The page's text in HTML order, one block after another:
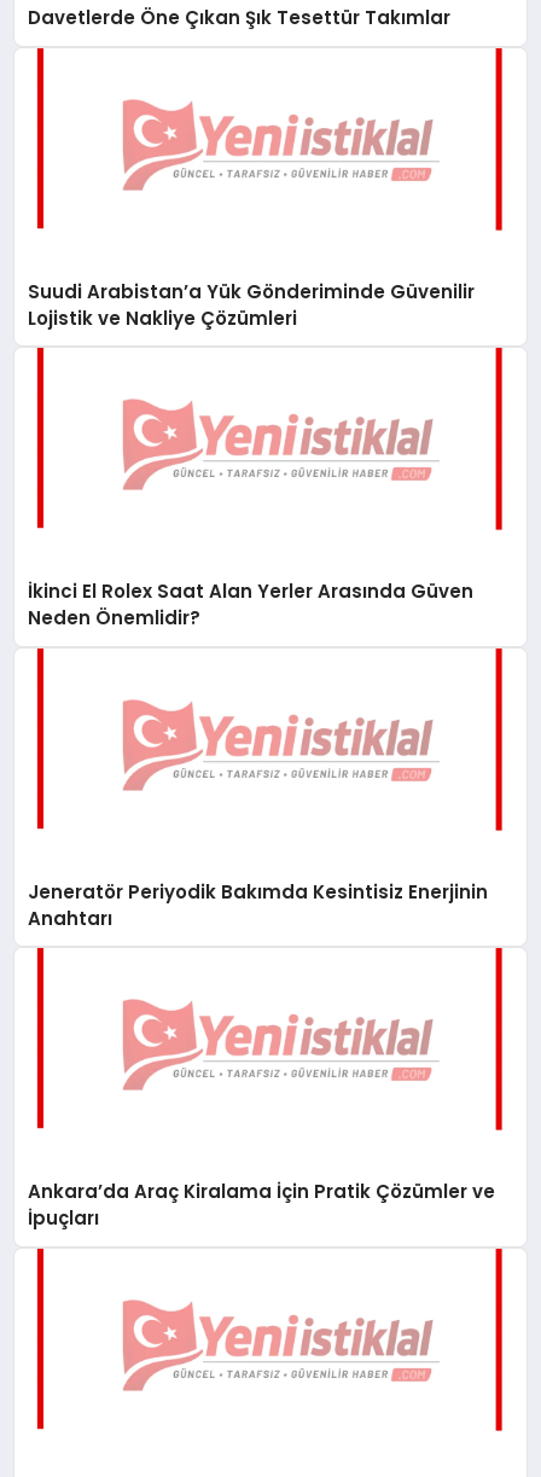
Davetlerde Öne Çıkan Şık Tesettür Takımlar
Suudi Arabistan’a Yük Gönderiminde Güvenilir
Lojistik ve Nakliye Çözümleri
İkinci El Rolex Saat Alan Yerler Arasında Güven
Neden Önemlidir?
Jeneratör Periyodik Bakımda Kesintisiz Enerjinin
Anahtarı
Ankara’da Araç Kiralama İçin Pratik Çözümler ve
İpuçları